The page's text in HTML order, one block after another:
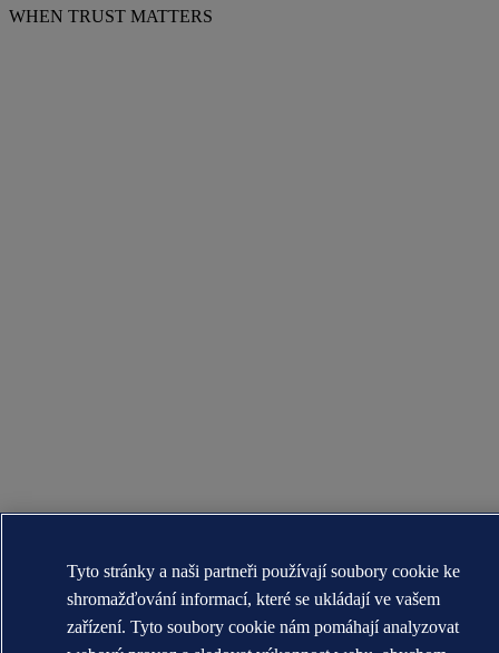
WHEN TRUST MATTERS
Tyto stránky a naši partneři používají soubory cookie ke
shromažďování informací, které se ukládají ve vašem
zařízení. Tyto soubory cookie nám pomáhají analyzovat